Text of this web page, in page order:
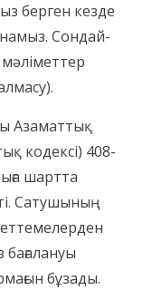
берген кезде
Сондай-
Азаматтық
кодексі) 408-
шартта
Сатушының
бұзады.